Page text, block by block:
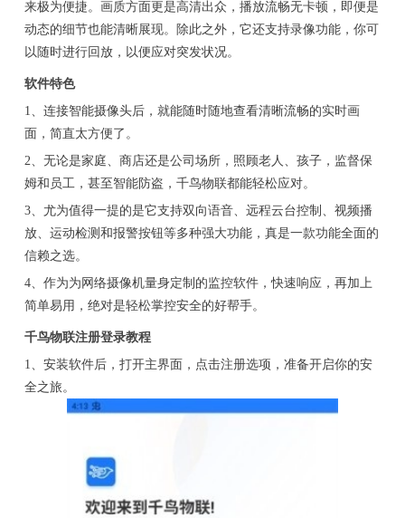
来极为便捷。画质方面更是高清出众，播放流畅无卡顿，即便是
动态的细节也能清晰展现。除此之外，它还支持录像功能，你可
以随时进行回放，以便应对突发状况。
软件特色
1、连接智能摄像头后，就能随时随地查看清晰流畅的实时画
面，简直太方便了。
2、无论是家庭、商店还是公司场所，照顾老人、孩子，监督保
姆和员工，甚至智能防盗，千鸟物联都能轻松应对。
3、尤为值得一提的是它支持双向语音、远程云台控制、视频播
放、运动检测和报警按钮等多种强大功能，真是一款功能全面的
信赖之选。
4、作为为网络摄像机量身定制的监控软件，快速响应，再加上
简单易用，绝对是轻松掌控安全的好帮手。
千鸟物联注册登录教程
1、安装软件后，打开主界面，点击注册选项，准备开启你的安
全之旅。